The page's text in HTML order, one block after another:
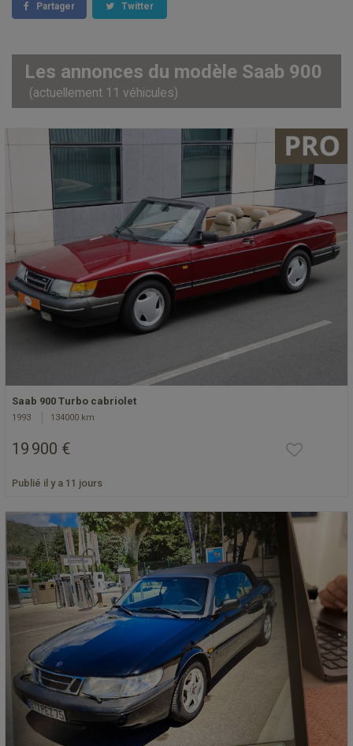
Partager Twitter
Les annonces du modèle Saab 900
(actuellement 11 véhicules)
Saab 900 Turbo cabriolet
1993 134000 km
19 900 €
Publié il y a 11 jours